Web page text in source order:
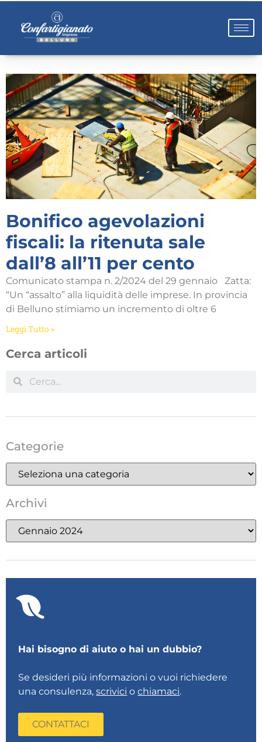
Bonifico agevolazioni
fiscali: la ritenuta sale
dall’8 all’11 per cento
Comunicato stampa n. 2/2024 del 29 gennaio Zatta:
“Un “assalto” alla liquidità delle imprese. In provincia
di Belluno stimiamo un incremento di oltre 6
Leggi Tutto »
Cerca articoli
Categorie
Archivi
Hai bisogno di aiuto o hai un dubbio?
Se desideri più informazioni o vuoi richiedere
una consulenza,scrivici ochiamaci.
CONTATTACI